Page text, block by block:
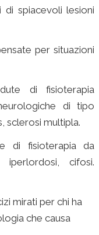
di spiacevoli lesioni
per situazioni
di fisioterapia
di tipo
sclerosi multipla.
di fisioterapia da
cifosi.
mirati per chi ha
che causa